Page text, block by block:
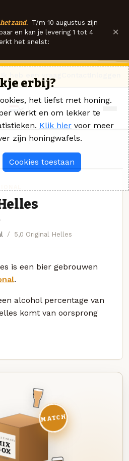
zand. T/m 10 augustus zijn
en kan je levering 1 tot 4
het snelst:
×
5,0 Original Helles
is een bier gebrouwen
.
alcohol percentage van
komt van oorsprong
MAAND
8 BIEREN
MATCH
erbij?
het liefst met honing.
werkt en om lekker te
Klik hier voor meer
zijn honingwafels.
Cookies toestaan